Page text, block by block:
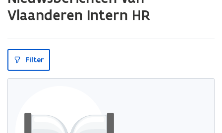
bevindt
zich
van
Vlaanderen
Intern
HR
Vlaanderen Intern HR
Filter